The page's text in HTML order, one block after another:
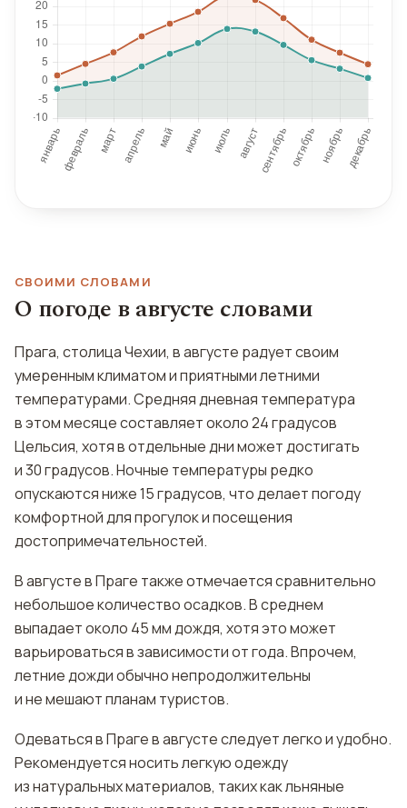
СВОИМИ СЛОВАМИ
О погоде в августе словами
Прага, столица Чехии, в августе радует своим
умеренным климатом и приятными летними
температурами. Средняя дневная температура
в этом месяце составляет около 24 градусов
Цельсия, хотя в отдельные дни может достигать
и 30 градусов. Ночные температуры редко
опускаются ниже 15 градусов, что делает погоду
комфортной для прогулок и посещения
достопримечательностей.
В августе в Праге также отмечается сравнительно
небольшое количество осадков. В среднем
выпадает около 45 мм дождя, хотя это может
варьироваться в зависимости от года. Впрочем,
летние дожди обычно непродолжительны
и не мешают планам туристов.
Одеваться в Праге в августе следует легко и удобно.
Рекомендуется носить легкую одежду
из натуральных материалов, таких как льняные